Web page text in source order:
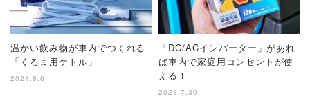
温かい飲み物が車内でつくれる
「くるま用ケトル」
2021.8.6
「DC/ACインバーター」があれ
ば車内で家庭用コンセントが使
える！
2021.7.30